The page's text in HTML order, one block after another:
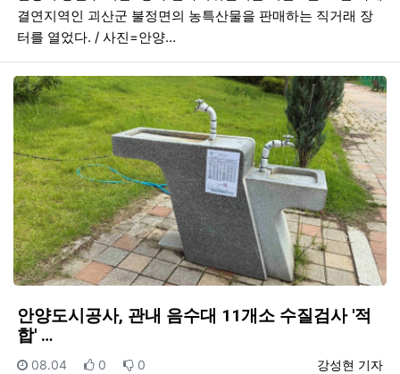
결연지역인 괴산군 불정면의 농특산물을 판매하는 직거래 장
터를 열었다. / 사진=안양…
안양도시공사, 관내 음수대 11개소 수질검사 '적
합' …
등록자
강성현 기자
등록일
08.04 추천
0 비추천
0